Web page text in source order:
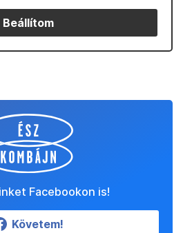
Beállítom
Facebookon is!
Követem!